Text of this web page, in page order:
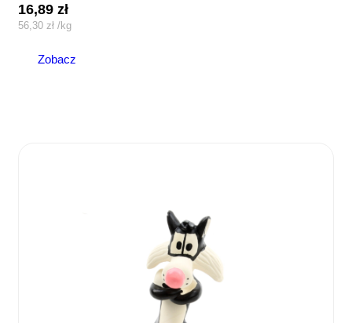
16,89zł
56,30 zł /kg
Zobacz